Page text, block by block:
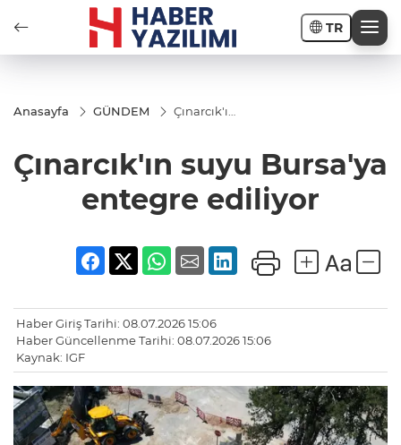
TR
Anasayfa GÜNDEM
Çınarcık'ın
ediliyor
Çınarcık'ın suyu Bursa'ya
entegre ediliyor
Haber Giriş Tarihi: 08.07.2026 15:06
Haber Güncellenme Tarihi: 08.07.2026 15:06
Kaynak: IGF